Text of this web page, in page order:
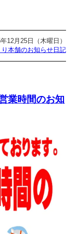
12月25日（木曜日）
り本舗のお知らせ日記
業時間のお知